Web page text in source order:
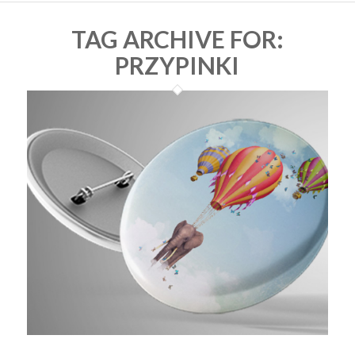
TAG ARCHIVE FOR:
PRZYPINKI